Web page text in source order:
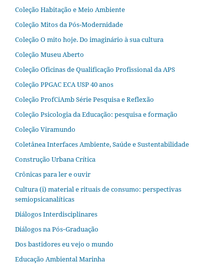
Coleção Habitação e Meio Ambiente
Coleção Mitos da Pós-Modernidade
Coleção O mito hoje. Do imaginário à sua cultura
Coleção Museu Aberto
Coleção Oficinas de Qualificação Profissional da APS
Coleção PPGAC ECA USP 40 anos
Coleção ProfCiAmb Série Pesquisa e Reflexão
Coleção Psicologia da Educação: pesquisa e formação
Coleção Viramundo
Coletânea Interfaces Ambiente, Saúde e Sustentabilidade
Construção Urbana Crítica
Crônicas para ler e ouvir
Cultura (i) material e rituais de consumo: perspectivas
semiopsicanalíticas
Diálogos Interdisciplinares
Diálogos na Pós‐Graduação
Dos bastidores eu vejo o mundo
Educação Ambiental Marinha